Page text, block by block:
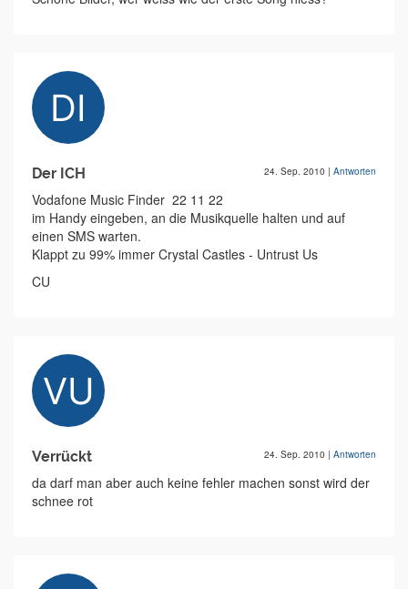
Der ICH 24. Sep. 2010 | Antworten
Vodafone Music Finder  22 11 22
im Handy eingeben, an die Musikquelle halten und auf
einen SMS warten.
Klappt zu 99% immer Crystal Castles - Untrust Us
CU
Verrückt 24. Sep. 2010 | Antworten
da darf man aber auch keine fehler machen sonst wird der
schnee rot